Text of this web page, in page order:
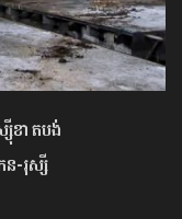
ខាតបង់
-រុស្សី